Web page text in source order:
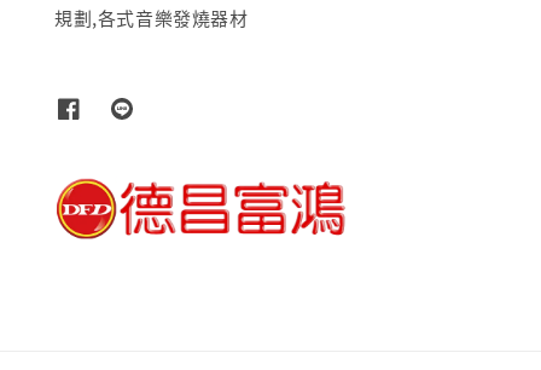
規劃,各式音樂發燒器材